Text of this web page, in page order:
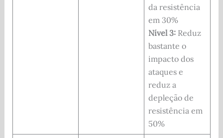
da resistência
em 30%
Nível 3:Reduz
bastante o
impacto dos
ataques e
reduz a
depleção de
resistência em
50%